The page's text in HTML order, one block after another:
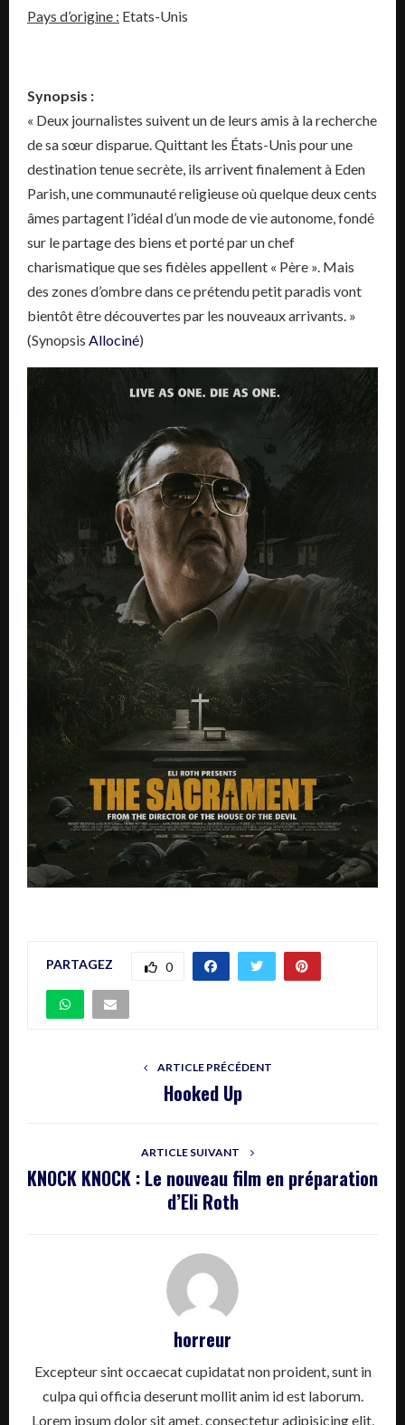
Pays d’origine : Etats-Unis
Synopsis :
« Deux journalistes suivent un de leurs amis à la recherche
de sa sœur disparue. Quittant les États-Unis pour une
destination tenue secrète, ils arrivent finalement à Eden
Parish, une communauté religieuse où quelque deux cents
âmes partagent l’idéal d’un mode de vie autonome, fondé
sur le partage des biens et porté par un chef
charismatique que ses fidèles appellent « Père ». Mais
des zones d’ombre dans ce prétendu petit paradis vont
bientôt être découvertes par les nouveaux arrivants. »
(Synopsis Allociné)
PARTAGEZ 0
ARTICLE PRÉCÉDENT
Hooked Up
ARTICLE SUIVANT
KNOCK KNOCK : Le nouveau film en préparation
d’Eli Roth
horreur
Excepteur sint occaecat cupidatat non proident, sunt in
culpa qui officia deserunt mollit anim id est laborum.
Lorem ipsum dolor sit amet, consectetur adipisicing elit,